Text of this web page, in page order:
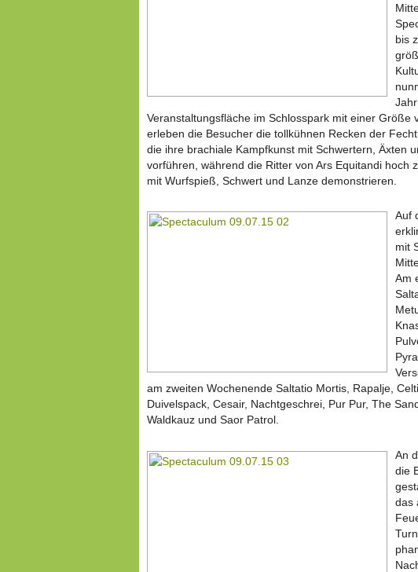
bis
Veranstaltungsfläche im Schlosspark mit einer Größe
erleben die Besucher die tollkühnen Recken der
die ihre brachiale Kampfkunst mit Schwertern, Äxten
vorführen, während die Ritter von Ars Equitandi hoch
mit Wurfspieß, Schwert und Lanze demonstrieren.
Auf
mit
Am
am zweiten Wochenende Saltatio Mortis, Rapalje,
Duivelspack, Cesair, Nachtgeschrei, Pur Pur, The
Waldkauz und Saor Patrol.
An
die
das